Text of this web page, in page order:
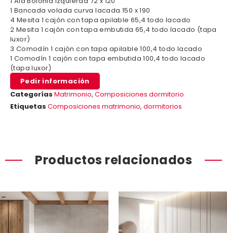
1 Bancada volada curva lacada 150 x 190
4 Mesita 1 cajón con tapa apilable 65,4 todo lacado
2 Mesita 1 cajón con tapa embutida 65,4 todo lacado (tapa
luxor)
3 Comodín 1 cajón con tapa apilable 100,4 todo lacado
1 Comodín 1 cajón con tapa embutida 100,4 todo lacado
(tapa luxor)
Pedir información
Categorías Matrimonio, Composiciones dormitorio
Etiquetas Composiciones matrimonio, dormitorios
Productos relacionados